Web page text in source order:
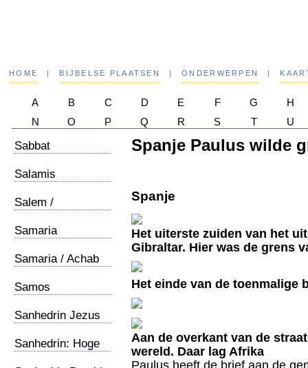
HOME | BIJBELSE PLAATSEN | ONDERWERPEN |
A B C D E F G
H
N
O P Q R S T U
Sabbat
Salamis
Salem /
Samaria
Samaria / Achab
Samos
Sanhedrin Jezus
Sanhedrin: Hoge
Spanje Paulus wilde
Spanje
Het uiterste zuiden van het
Gibraltar. Hier was de grens
Het einde van de toenmalige
Aan de overkant van de
wereld. Daar lag Afrika
Paulus heeft de brief aan de